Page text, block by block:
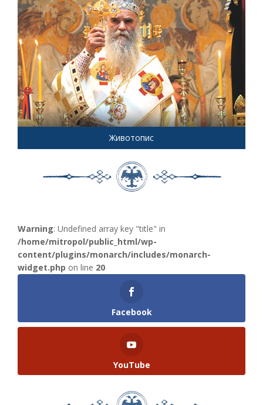
Животопис
Warning: Undefined array key "title" in
/home/mitropol/public_html/wp-
content/plugins/monarch/includes/monarch-
widget.php on line 20
Facebook
YouTube